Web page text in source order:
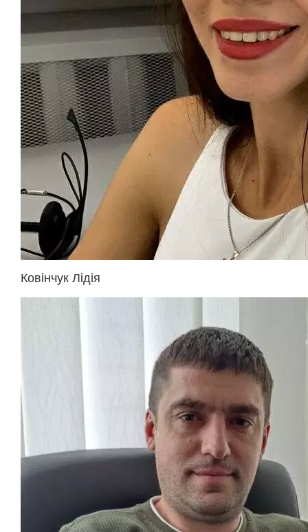
Ковінчук Лідія